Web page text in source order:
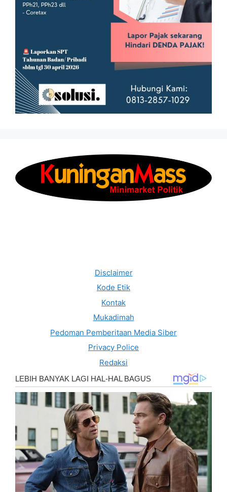
Disclaimer
Kode Etik
Kontak
Mukadimah
Pedoman Pemberitaan Media Siber
Privacy Police
Redaksi